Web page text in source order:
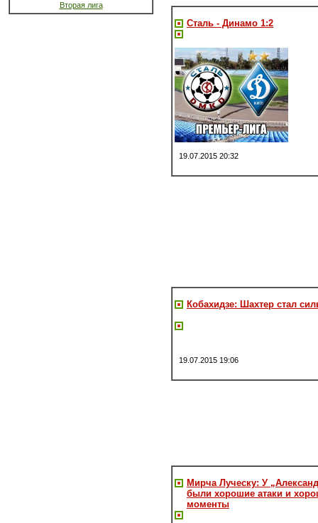
Вторая лига
Сталь - Динамо 1:2
19.07.2015 20:32
Кобахидзе: Шахтер стал
19.07.2015 19:06
Мирча Луческу: У
были хорошие атаки и
моменты